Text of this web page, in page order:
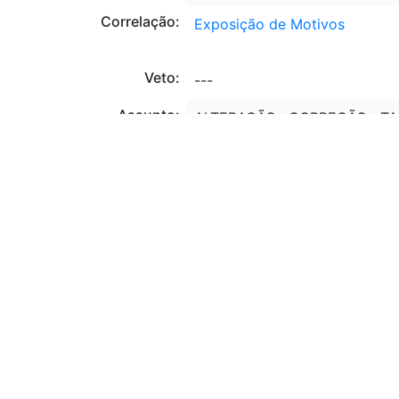
Correlação: Exposição de Motivos
Veto:
---
Assunto:
ALTERAÇÃO, CORREÇÃO,